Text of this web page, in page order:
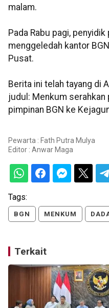
malam.
Pada Rabu pagi,
menggeledah kantor
Pusat.
Berita ini telah tayang di
judul: Menkum
pimpinan BGN ke
Pewarta : Fath Putra Mulya
Editor : Anwar Maga
Tags:
BGN MENKUM
Terkait